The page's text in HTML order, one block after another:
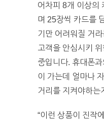
어차피 8개 이상의
며 25장씩 카드를
기만 어려워질 거
고객을 안심시키
중입니다. 휴대폰
이 가는데 얼마나
거리를 지켜야하는
“이런 상품이 진작